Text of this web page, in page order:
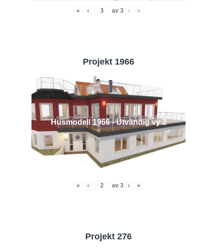
« ‹ av 3 › »
Projekt 1966
Husmodell 1966 - Utvändig vy 2
« ‹ av 3 › »
Projekt 276